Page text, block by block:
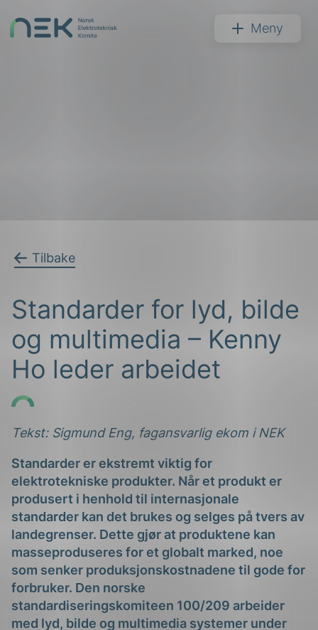
NEK Meny
Tilbake
Standarder for lyd, bilde
og multimedia – Kenny
Ho leder arbeidet
Tekst: Sigmund Eng, fagansvarlig ekom i NEK
Standarder er ekstremt viktig for
elektrotekniske produkter. Når et produkt er
produsert i henhold til internasjonale
standarder kan det brukes og selges på tvers av
landegrenser. Dette gjør at produktene kan
masseproduseres for et globalt marked, noe
som senker produksjonskostnadene til gode for
forbruker. Den norske
standardiseringskomiteen 100/209 arbeider
med lyd, bilde og multimedia systemer under